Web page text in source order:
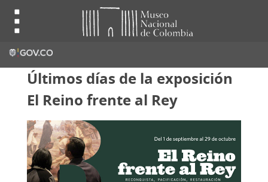
Últimos días de la exposición
El Reino frente al Rey